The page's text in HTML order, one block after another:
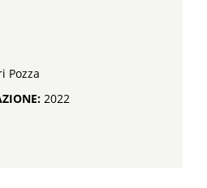
Pozza
2022